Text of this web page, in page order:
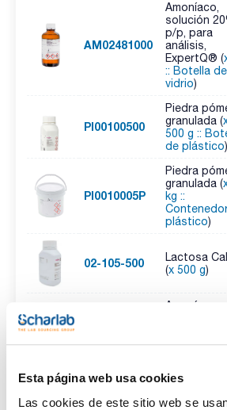
Esta página web usa cookies
Las cookies de este sitio web se
AM02481000
Amoníaco,
solución
p/p, para
análisis,
ExpertQ® (
:: Botella de
vidrio)
PI00100500
Piedra
granulada (
500 g ::
de plástico)
PI0010005P
Piedra
granulada (
kg ::
plástico)
02-105-500
Lactosa
(x 500 g)
AM02482500
Amoníaco,
análisis,
de vidrio
ASTM